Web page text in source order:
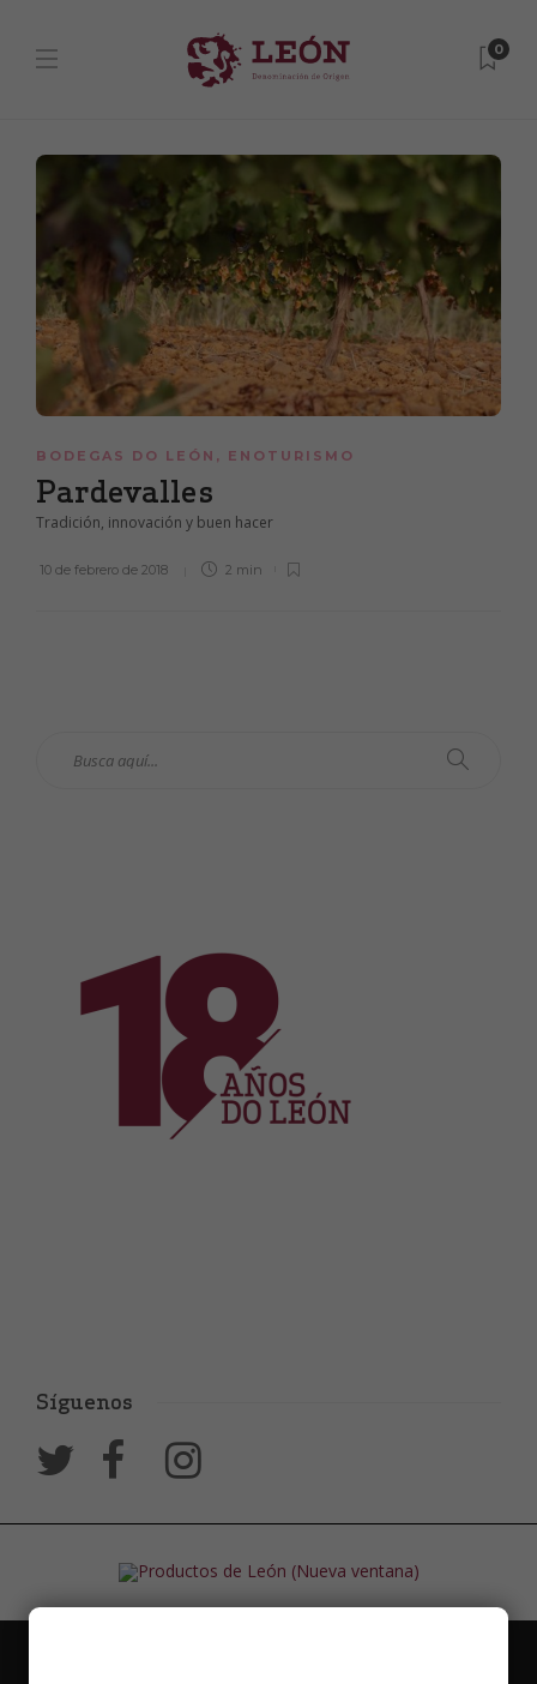
0
BODEGAS DO LEÓN , ENOTURISMO
Pardevalles
Tradición, innovación y buen hacer
10 de febrero de 2018 2 min
Síguenos